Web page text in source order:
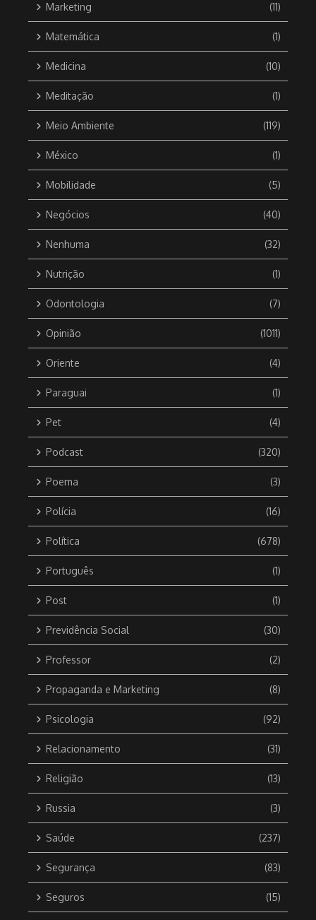
Marketing (11)
Matemática (1)
Medicina (10)
Meditação (1)
Meio Ambiente (119)
México (1)
Mobilidade (5)
Negócios (40)
Nenhuma (32)
Nutrição (1)
Odontologia (7)
Opinião (1011)
Oriente (4)
Paraguai (1)
Pet (4)
Podcast (320)
Poema (3)
Polícia (16)
Política (678)
Português (1)
Post (1)
Previdência Social (30)
Professor (2)
Propaganda e Marketing (8)
Psicologia (92)
Relacionamento (31)
Religião (13)
Russia (3)
Saúde (237)
Segurança (83)
Seguros (15)